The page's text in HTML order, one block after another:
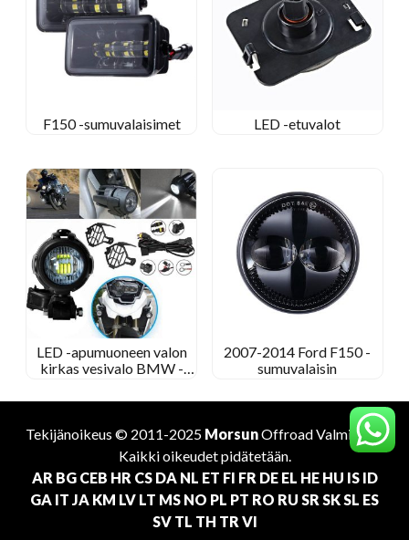
F150 -sumuvalaisimet LED -etuvalot
LED -apumuoneen valon
kirkas vesivalo BMW -
2007-2014 Ford F150 -
sumuvalaisin
Tekijänoikeus © 2011-2025 MorsunOffroadValmistaja.
Kaikki oikeudet pidätetään.
AR BG CEB HR CS DA NL ET FI FR DE EL HE HU IS ID
GA IT JA KM LV LT MS NO PL PT RO RU SR SKSL ES
SV TL TH TR VI